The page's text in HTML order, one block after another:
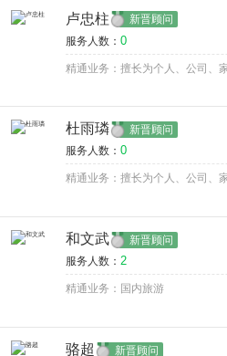
卢忠柱 新晋顾问
服务人数： 0
精通业务：擅长为个人、公司、
杜雨璘 新晋顾问
服务人数： 0
精通业务：擅长为个人、公司、
和文武 新晋顾问
服务人数： 2
精通业务：国内旅游
骆超 新晋顾问